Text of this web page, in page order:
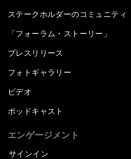
ステークホルダーのコミュニティ
「フォーラム・ストーリー」
プレスリリース
フォトギャラリー
ビデオ
ポッドキャスト
エンゲージメント
サインイン